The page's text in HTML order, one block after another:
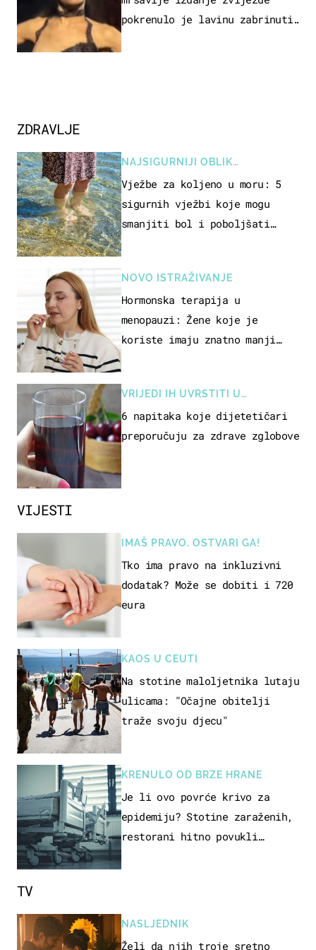
VIJESTI
IMAŠ PRAVO, OSTVARI GA!
Tko ima pravo na inkluzivni
dodatak? Može se dobiti i 720
eura
KAOS U CEUTI
Na stotine maloljetnika lutaju
ulicama: "Očajne obitelji
traže svoju djecu"
KRENULO OD BRZE HRANE
Je li ovo povrće krivo za
epidemiju? Stotine zaraženih,
restorani hitno povukli
pokrenulo je lavinu zabrinutih
ZDRAVLJE
NAJSIGURNIJI OBLIK
REKREACIJE
Vježbe za koljeno u moru: 5
sigurnih vježbi koje mogu
smanjiti bol i poboljšati
NOVO ISTRAŽIVANJE
Hormonska terapija u
menopauzi: Žene koje je
koriste imaju znatno manji
VRIJEDI IH UVRSTITI U
PREHRANU
6 napitaka koje dijetetičari
preporučuju za zdrave zglobove
TV
NASLJEDNIK
Želi da njih troje sretno